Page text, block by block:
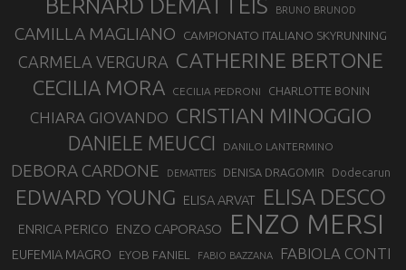
BERNARD DEMATTEIS BRUNO BRUNOD
CAMILLA MAGLIANO CAMPIONATO ITALIANO SKYRUNNING
CARMELA VERGURA CATHERINE BERTONE
CECILIA MORA CECILIA PEDRONI CHARLOTTE BONIN
CHIARA GIOVANDO CRISTIAN MINOGGIO
DANIELE MEUCCI DANILO LANTERMINO
DEBORA CARDONE DEMATTEIS DENISA DRAGOMIR Dodecarun
EDWARD YOUNG ELISA ARVAT ELISA DESCO
ENRICA PERICO ENZO CAPORASO ENZO MERSI
EUFEMIA MAGRO EYOB FANIEL FABIO BAZZANA FABIOLA CONTI